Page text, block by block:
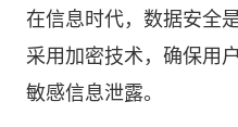
在信息时代，数据安全
采用加密技术，确保用
敏感信息泄露。